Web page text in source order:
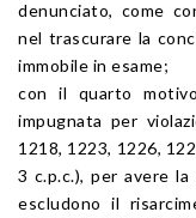
denunciato, come
nel trascurare la
immobile in esame;
con il quarto
impugnata per
1218, 1223, 1226,
3 c.p.c.), per avere
escludono il